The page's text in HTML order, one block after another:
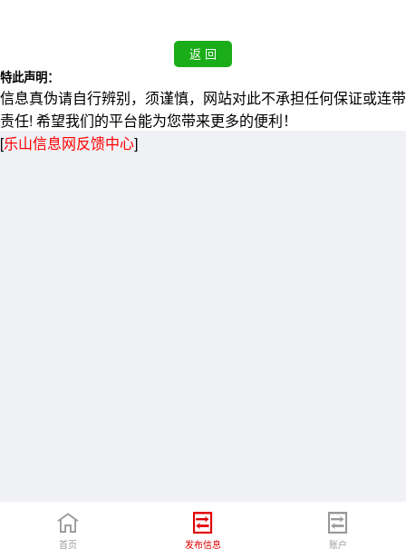
特此声明：
信息真伪请自行辨别，须谨慎，网站对此不承担任何保证或连带
责任! 希望我们的平台能为您带来更多的便利！
[乐山信息网反馈中心]
首页 发布信息 账户